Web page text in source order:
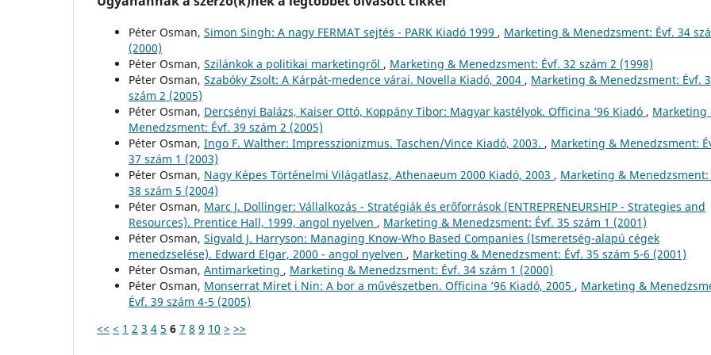
Péter Osman, Simon Singh: A nagy FERMAT sejtés - PARK Kiadó 1999 , Marketing & Menedzsment: Évf. 34
(2000)
Péter Osman, Szilánkok a politikai marketingről , Marketing & Menedzsment: Évf. 32 szám 2 (1998)
Péter Osman, Szabóky Zsolt: A Kárpát-medence várai. Novella Kiadó, 2004 , Marketing & Menedzsment: Évf.
szám 2 (2005)
Péter Osman, Dercsényi Balázs, Kaiser Ottó, Koppány Tibor: Magyar kastélyok. Officina ’96 Kiadó , Marketing
Menedzsment: Évf. 39 szám 2 (2005)
Péter Osman, Ingo F. Walther: Impresszionizmus. Taschen/Vince Kiadó, 2003. , Marketing & Menedzsment:
37 szám 1 (2003)
Péter Osman, Nagy Képes Történelmi Világatlasz, Athenaeum 2000 Kiadó, 2003 , Marketing & Menedzsment:
38 szám 5 (2004)
Péter Osman, Marc J. Dollinger: Vállalkozás - Stratégiák és erőforrások (ENTREPRENEURSHIP - Strategies and
Resources). Prentice Hall, 1999, angol nyelven , Marketing & Menedzsment: Évf. 35 szám 1 (2001)
Péter Osman, Sigvald J. Harryson: Managing Know-Who Based Companies (Ismeretség-alapú cégek
menedzselése). Edward Elgar, 2000 - angol nyelven , Marketing & Menedzsment: Évf. 35 szám 5-6 (2001)
Péter Osman, Antimarketing , Marketing & Menedzsment: Évf. 34 szám 1 (2000)
Péter Osman, Monserrat Miret i Nin: A bor a művészetben. Officina ’96 Kiadó, 2005 , Marketing &
Évf. 39 szám 4-5 (2005)
<< < 1 2 3 4 5 6 7 8 9 10 > >>